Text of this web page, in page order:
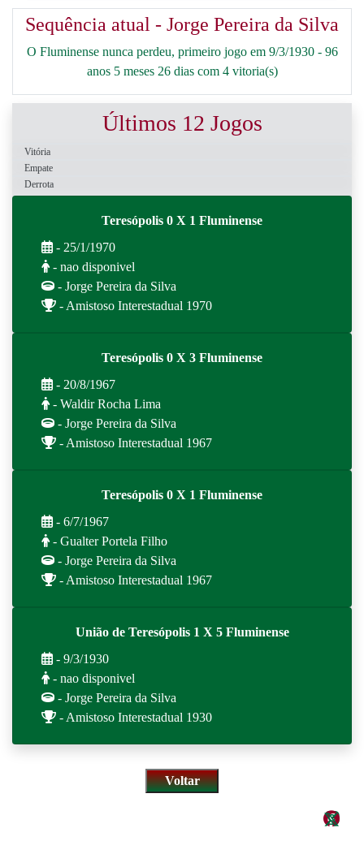
Sequência atual - Jorge Pereira da Silva
O Fluminense nunca perdeu, primeiro jogo em 9/3/1930 - 96
anos 5 meses 26 dias com 4 vitoria(s)
Últimos 12 Jogos
Vitória
Empate
Derrota
Teresópolis 0 X 1 Fluminense
- 25/1/1970
- nao disponivel
- Jorge Pereira da Silva
- Amistoso Interestadual 1970
Teresópolis 0 X 3 Fluminense
- 20/8/1967
- Waldir Rocha Lima
- Jorge Pereira da Silva
- Amistoso Interestadual 1967
Teresópolis 0 X 1 Fluminense
- 6/7/1967
- Gualter Portela Filho
- Jorge Pereira da Silva
- Amistoso Interestadual 1967
União de Teresópolis 1 X 5 Fluminense
- 9/3/1930
- nao disponivel
- Jorge Pereira da Silva
- Amistoso Interestadual 1930